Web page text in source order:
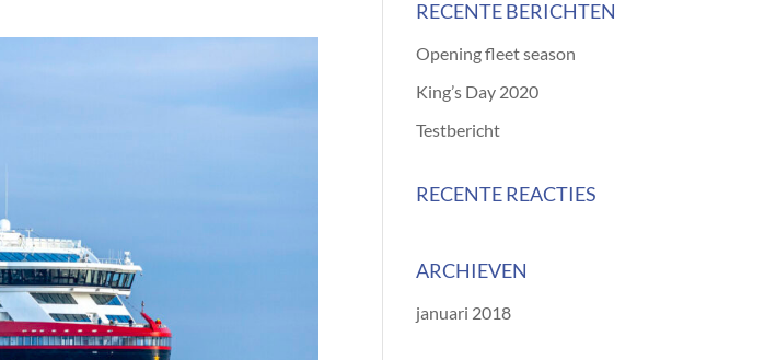
RECENTE BERICHTEN
Opening fleet season
King’s Day 2020
Testbericht
RECENTE REACTIES
ARCHIEVEN
januari 2018